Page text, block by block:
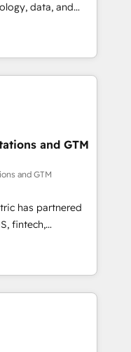
data, and
Founded in
LATAM, and
in building
success
human insight
designs solutions
and
EMEA Impact
HubSpot
• Proprietary
team:
and GTM
and GTM
has partnered
fintech,
With
deliver scalable
challenges.